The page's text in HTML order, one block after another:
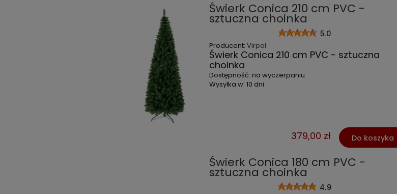
Świerk Conica 210 cm PVC -
sztuczna choinka
5.0
Producent:Virpol
Świerk Conica 210 cm PVC - sztuczna
choinka
Dostępność: na wyczerpaniu
Wysyłka w: 10 dni
379,00 zł Do koszyka
Świerk Conica 180 cm PVC -
sztuczna choinka
4.9